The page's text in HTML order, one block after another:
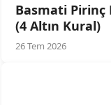
Basmati Pirinç
(4 Altın Kural)
26 Tem 2026